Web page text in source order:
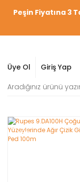
Peşin Fiyatına 3
Üye Ol Giriş Yap
YENİ